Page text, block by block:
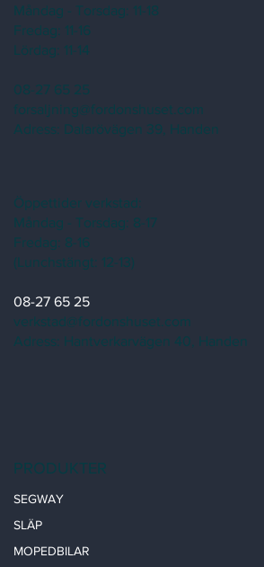
PRODUKTER
SEGWAY
SLÄP
MOPEDBILAR
Måndag - Torsdag: 11-18
Fredag: 11-16
Lördag: 11-14
08-27 65 25
forsaljning@fordonshuset.com
Adress: Dalarövägen 39, Handen
Öppettider verkstad:
Måndag - Torsdag: 8-17
Fredag: 8-16
(Lunchstängt: 12-13)
08-27 65 25
verkstad@fordonshuset.com
Adress: Hantverkarvägen 40, Handen